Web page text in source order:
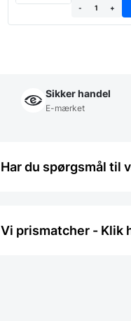
- +
Sikker handel
E-mærket
Har du spørgsmål til
Vi prismatcher - Klik